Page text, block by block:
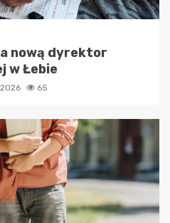
nową dyrektor
w Łebie
65